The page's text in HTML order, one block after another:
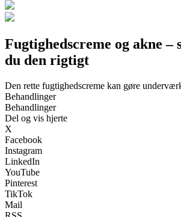
Fugtighedscreme og akne –
du den rigtigt
Den rette fugtighedscreme kan gøre
Behandlinger
Behandlinger
Del og vis hjerte
X
Facebook
Instagram
LinkedIn
YouTube
Pinterest
TikTok
Mail